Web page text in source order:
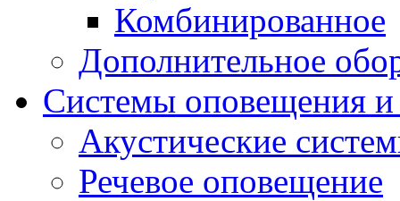
Комбинированное
Дополнительное
Системы оповещения и
Акустические
Речевое оповещение